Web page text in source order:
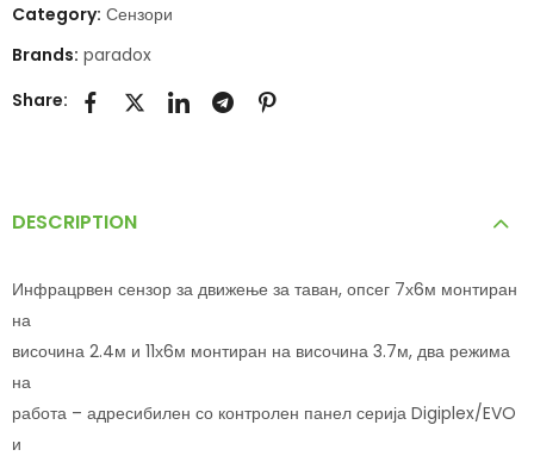
Category: Сензори
Brands: paradox
Share:
DESCRIPTION
Инфрацрвен сензор за движење за таван, опсег 7х6м монтиран
на
височина 2.4м и 11х6м монтиран на височина 3.7м, два режима
на
работа – адресибилен со контролен панел серија Digiplex/EVO
и